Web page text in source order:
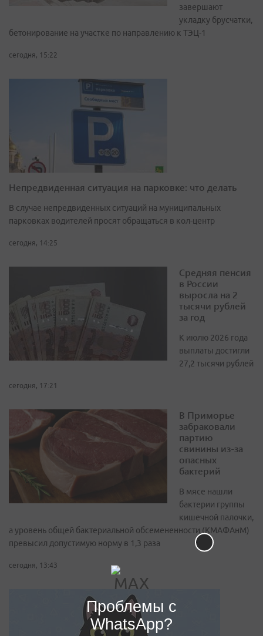
завершают
укладку брусчатки,
бетонирование на участке по направлению к ТЭЦ-1
сегодня, 15:22
Непредвиденная ситуация на парковке: что делать
В случае непредвиденных ситуаций на муниципальных
парковках водителей просят обращаться в кол-центр
сегодня, 14:25
Средняя пенсия
в России
выросла на 2
тысячи рублей
за год
К июлю 2026 года
выплаты достигли
27,2 тысячи рублей
сегодня, 17:21
В Приморье
забраковали
партию
свинины из-за
опасных
бактерий
В мясе нашли
бактерии группы
кишечной палочки,
а уровень общей бактериальной обсемененности (КМАФАнМ)
превысил допустимую норму в 1,3 раза
сегодня, 13:43
Проблемы с
WhatsApp?